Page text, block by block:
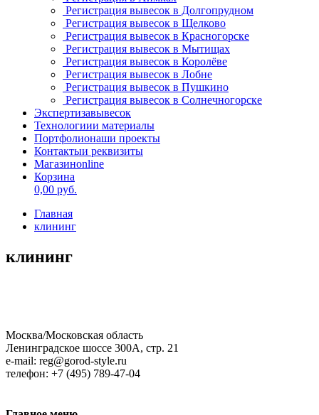
Регистрация вывесок в Долгопрудном
Регистрация вывесок в Щелково
Регистрация вывесок в Красногорске
Регистрация вывесок в Мытищах
Регистрация вывесок в Королёве
Регистрация вывесок в Лобне
Регистрация вывесок в Пушкино
Регистрация вывесок в Солнечногорске
Экспертизавывесок
Технологиии материалы
Портфолионаши проекты
Контактыи реквизиты
Магазинonline
Корзина
0,00 руб.
Главная
клининг
клининг
Москва/Московская область
Ленинградское шоссе 300А, стр. 21
e-mail: reg@gorod-style.ru
телефон: +7 (495) 789-47-04